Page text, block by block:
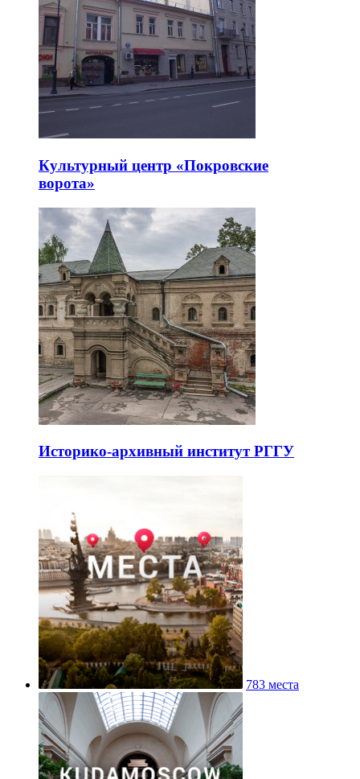
Культурный центр «Покровские
ворота»
Историко-архивный институт РГГУ
783 места